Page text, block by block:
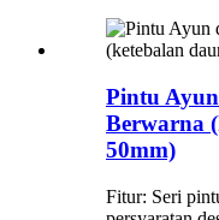
Pintu
Berwarna
50mm)
Fitur: Seri